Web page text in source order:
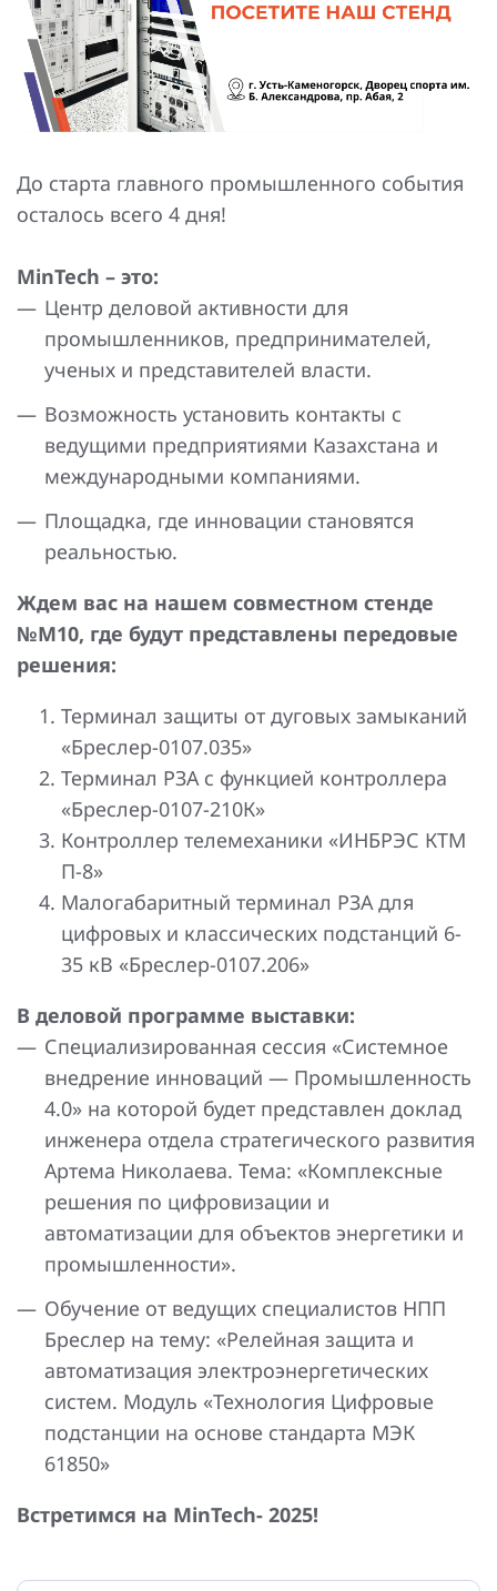
Повышение надежности электроснабжения
Шкафы РЗА 110-220 кВ
Устройства релейной защиты и автоматики
присоединений 6-35кВ
Оборудование компенсации емкостных токов
БАВР
Промышленная автоматизация
До старта главного промышленного события
осталось всего 4 дня!
MinTech – это:
Центр деловой активности для
промышленников, предпринимателей,
ученых и представителей власти.
Возможность установить контакты с
ведущими предприятиями Казахстана и
международными компаниями.
Площадка, где инновации становятся
реальностью.
Ждем вас на нашем совместном стенде
№М10, где будут представлены передовые
решения:
Терминал защиты от дуговых замыканий
«Бреслер-0107.035»
Терминал РЗА с функцией контроллера
«Бреслер-0107-210К»
Контроллер телемеханики «ИНБРЭС КТМ
П-8»
Малогабаритный терминал РЗА для
цифровых и классических подстанций 6-
35 кВ «Бреслер-0107.206»
В деловой программе выставки:
Специализированная сессия «Системное
внедрение инноваций — Промышленность
4.0» на которой будет представлен доклад
инженера отдела стратегического развития
Артема Николаева. Тема: «Комплексные
решения по цифровизации и
автоматизации для объектов энергетики и
промышленности».
Обучение от ведущих специалистов НПП
Бреслер на тему: «Релейная защита и
автоматизация электроэнергетических
систем. Модуль «Технология Цифровые
подстанции на основе стандарта МЭК
61850»
Встретимся на MinTech- 2025!